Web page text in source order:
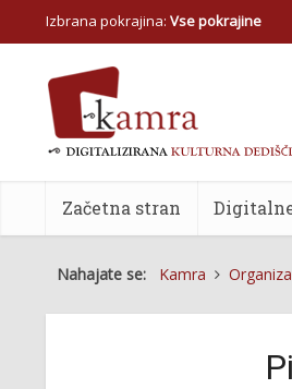
Izbrana pokrajina: Vse pokrajine
Začetna stran
Nahajate se: Kamra